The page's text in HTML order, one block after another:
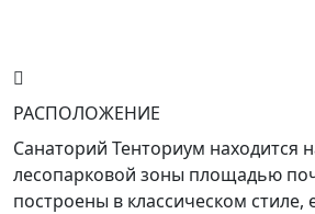
РАСПОЛОЖЕНИЕ
Санаторий Тенториум находится
лесопарковой зоны площадью
построены в классическом стиле,